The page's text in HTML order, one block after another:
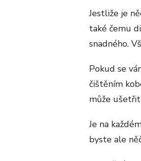
Jestliže je
také čemu
snadného.
Pokud se
čištěním
může
Je na
byste ale